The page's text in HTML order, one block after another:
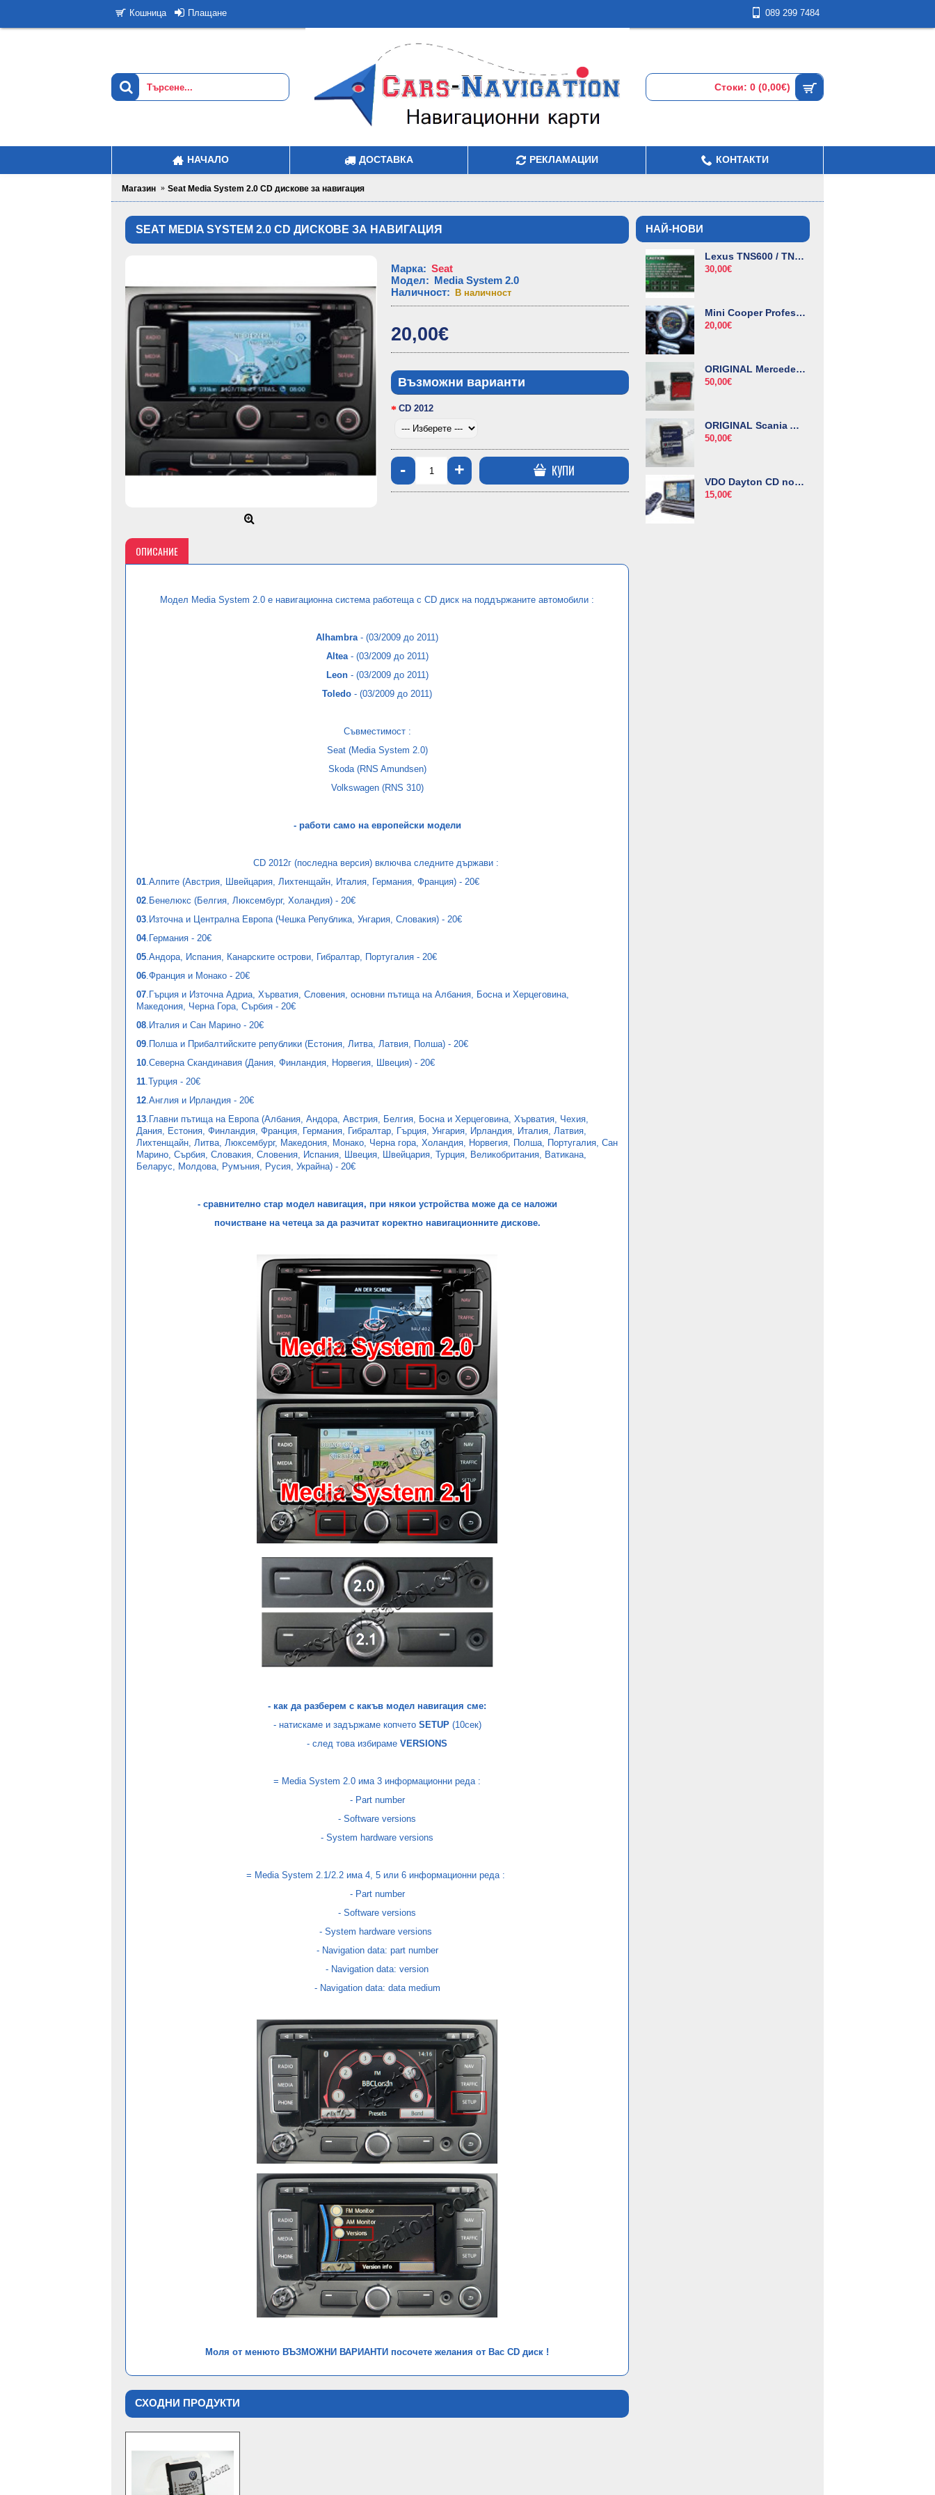
Кошница Плащане 089 299 7484
Стоки: 0 (0,00€)
НАЧАЛО ДОСТАВКА РЕКЛАМАЦИИ КОНТАКТИ
Магазин Seat Media System 2.0 CD дискове за навигация
НАЙ-НОВИ
Lexus TNS600 / TNS700 дискове за навигация
30,00€
Mini Cooper Professional дискове за навигация
20,00€
ORIGINAL Mercedes NTG4.5 Audio 20 навигационна карта
50,00€
ORIGINAL Scania AUS4 навигационни карти
50,00€
VDO Dayton CD non CIQ навигационни дискове
15,00€
SEAT MEDIA SYSTEM 2.0 CD ДИСКОВЕ ЗА НАВИГАЦИЯ
Марка: Seat
Модел: Media System 2.0
Наличност: В наличност
20,00€
Възможни варианти
CD 2012
- + КУПИ
ОПИСАНИЕ
Модел Media System 2.0 е навигационна система работеща с CD диск на поддържаните автомобили :
Alhambra- (03/2009 до 2011)
Altea- (03/2009 до 2011)
Leon- (03/2009 до 2011)
Toledo - (03/2009 до 2011)
Съвместимост :
Seat (Media System 2.0)
Skoda (RNS Amundsen)
Volkswagen (RNS 310)
- работи само на европейски модели
CD 2012г (последна версия) включва следните държави :
01.Алпите (Австрия, Швейцария, Лихтенщайн, Италия, Германия, Франция) - 20€
02.Бенелюкс (Белгия, Люксембург, Холандия) - 20€
03.Източна и Централна Европа (Чешка Република, Унгария, Словакия) - 20€
04.Германия - 20€
05.Андора, Испания, Канарските острови, Гибралтар, Португалия - 20€
06.Франция и Монако - 20€
07.Гърция и Източна Адриа, Хърватия, Словения, основни пътища на Албания, Босна и Херцеговина,
Македония, Черна Гора, Сърбия - 20€
08.Италия и Сан Марино - 20€
09.Полша и Прибалтийските републики (Естония, Литва, Латвия, Полша) - 20€
10.Северна Скандинавия (Дания, Финландия, Норвегия, Швеция) - 20€
11.Турция - 20€
12.Англия и Ирландия - 20€
13.Главни пътища на Европа (Албания, Андора, Австрия, Белгия, Босна и Херцеговина, Хърватия, Чехия,
Дания, Естония, Финландия, Франция, Германия, Гибралтар, Гърция, Унгария, Ирландия, Италия, Латвия,
Лихтенщайн, Литва, Люксембург, Македония, Монако, Черна гора, Холандия, Норвегия, Полша, Португалия, Сан
Марино, Сърбия, Словакия, Словения, Испания, Швеция, Швейцария, Турция, Великобритания, Ватикана,
Беларус, Молдова, Румъния, Русия, Украйна) - 20€
- сравнително стар модел навигация, при някои устройства може да се наложи
почистване на четеца за да разчитат коректно навигационните дискове.
- как да разберем с какъв модел навигация сме:
- натискаме и задържаме копчето SETUP(10сек)
- след това избираме VERSIONS
= Media System 2.0 има 3 информационни реда :
- Part number
- Software versions
- System hardware versions
= Media System 2.1/2.2 има 4, 5 или 6 информационни реда :
- Part number
- Software versions
- System hardware versions
- Navigation data: part number
- Navigation data: version
- Navigation data: data medium
Моля от менюто ВЪЗМОЖНИ ВАРИАНТИ посочете желания от Вас CD диск !
СХОДНИ ПРОДУКТИ